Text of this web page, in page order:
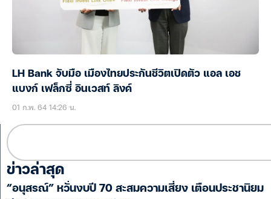
LH Bank จับมือ เมืองไทยประกันชีวิตเปิดตัว แอล เอช
แบงก์ เฟล็กซี่ อินเวสท์ ลิงค์
01 ก.พ. 64 14:26 น.
ข่าวล่าสุด
“อนุสรณ์” หวั่นงบปี 70 สะสมความเสี่ยง เตือนประชานิยม